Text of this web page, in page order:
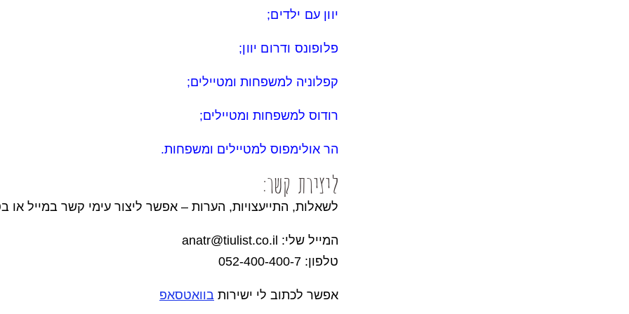
יוון עם ילדים;
פלופונס ודרום יוון;
קפלוניה למשפחות ומטיילים;
רודוס למשפחות ומטיילים;
הר אולימפוס למטיילים ומשפחות.
ליצירת קשר:
לשאלות, התייעצויות, הערות – אפשר ליצור עימי קשר במייל או
המייל שלי: anatr@tiulist.co.il
טלפון: 052-400-400-7
אפשר לכתוב לי ישירות בוואטסאפ